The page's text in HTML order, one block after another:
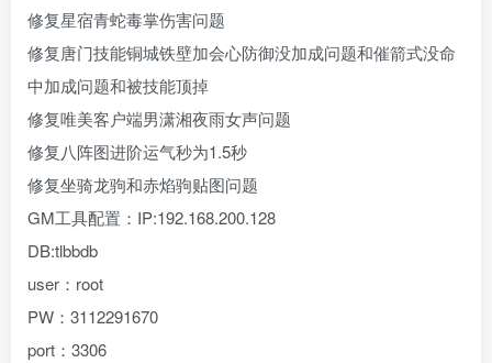
修复星宿青蛇毒掌伤害问题
修复唐门技能铜城铁壁加会心防御没加成问题和催箭式没命
中加成问题和被技能顶掉
修复唯美客户端男潇湘夜雨女声问题
修复八阵图进阶运气秒为1.5秒
修复坐骑龙驹和赤焰驹贴图问题
GM工具配置：IP:192.168.200.128
DB:tlbbdb
user：root
PW：3112291670
port：3306